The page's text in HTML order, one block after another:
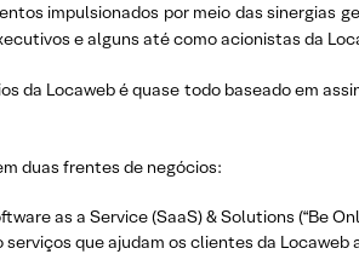
impulsionados por meio das sinergias
e alguns até como acionistas da
da Locaweb é quase todo baseado em
duas frentes de negócios:
as a Service (SaaS) & Solutions (“Be
que ajudam os clientes da